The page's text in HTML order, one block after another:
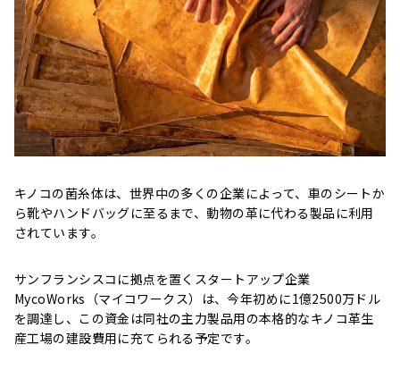
キノコの菌糸体は、世界中の多くの企業によって、車のシートか
ら靴やハンドバッグに至るまで、動物の革に代わる製品に利用
されています。
サンフランシスコに拠点を置くスタートアップ企業
MycoWorks（マイコワークス）は、今年初めに1億2500万ドル
を調達し、この資金は同社の主力製品用の本格的なキノコ革生
産工場の建設費用に充てられる予定です。